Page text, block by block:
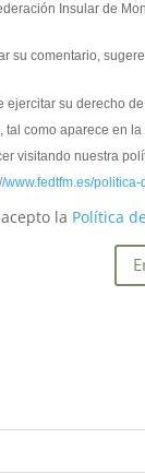
Insular de
su comentario,
ejercitar su derecho
tal como aparece en
visitando nuestra
www.fedtfm.es/
la Política